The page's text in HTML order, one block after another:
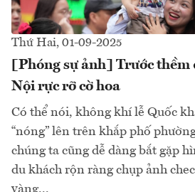
Thứ Hai, 01-09-2025
[Phóng sự ảnh] Trước
Nội rực rỡ cờ hoa
Có thể nói, không khí lễ Quốc
“nóng” lên trên khắp phố
chúng ta cũng dễ dàng bắt gặp
du khách rộn ràng chụp ảnh
vàng...